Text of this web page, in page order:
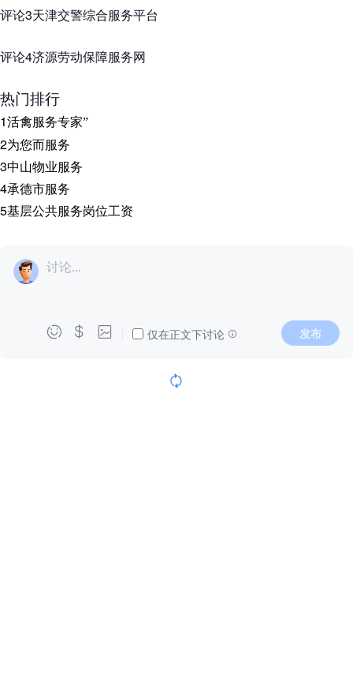
评论3天津交警综合服务平台
评论4济源劳动保障服务网
热门排行
1活禽服务专家”
2为您而服务
3中山物业服务
4承德市服务
5基层公共服务岗位工资
讨论...
   仅在正文下讨论 发布
